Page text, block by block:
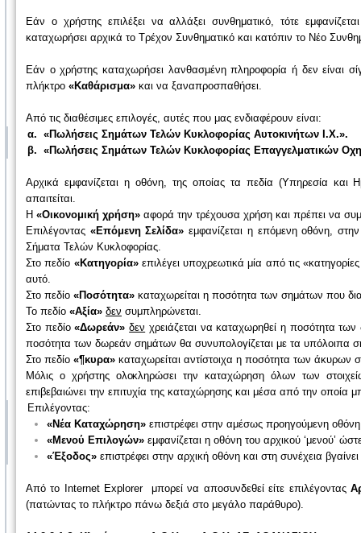
Εάν ο χρήστης επιλέξει να αλλάξει συνθηματικό, τότε
καταχωρήσει αρχικά το Τρέχον Συνθηματικό και κατόπιν το Νέο
Εάν ο χρήστης καταχωρήσει λανθασμένη πληροφορία ή δεν είναι
πλήκτρο «Καθάρισμα» και να ξαναπροσπαθήσει.
Από τις διαθέσιμες επιλογές, αυτές που μας ενδιαφέρουν είναι:
α. «Πωλήσεις Σημάτων Τελών Κυκλοφορίας Αυτοκινήτων Ι.Χ.».
β. «Πωλήσεις Σημάτων Τελών Κυκλοφορίας Επαγγελματικών
Αρχικά εμφανίζεται η οθόνη, της οποίας τα πεδία (Υπηρεσία
απαιτείται.
Η «Οικονομική χρήση» αφορά την τρέχουσα χρήση και πρέπει να
Επιλέγοντας «Επόμενη Σελίδα»εμφανίζεται η επόμενη οθόνη,
Σήματα Τελών Κυκλοφορίας.
Στο πεδίο «Κατηγορία» επιλέγει υποχρεωτικά μία από τις
αυτό.
Στο πεδίο «Ποσότητα» καταχωρείται η ποσότητα των σημάτων που
Το πεδίο «Αξία» δεν συμπληρώνεται.
Στο πεδίο«Δωρεάν» δεν χρειάζεται να καταχωρηθεί η ποσότητα
ποσότητα των δωρεάν σημάτων θα συνυπολογίζεται με τα υπόλοιπα
Στο πεδίο «¶κυρα» καταχωρείται αντίστοιχα η ποσότητα των άκυρων
Μόλις ο χρήστης ολοκληρώσει την καταχώρηση όλων των
επιβεβαιώνει την επιτυχία της καταχώρησης και μέσα από την οποία
Επιλέγοντας:
«Νέα Καταχώρηση» επιστρέφει στην αμέσως προηγούμενη
«Μενού Επιλογών» εμφανίζεται η οθόνη του αρχικού ‘μενού’
«Έξοδος» επιστρέφει στην αρχική οθόνη και στη συνέχεια
Από το Internet Explorer μπορεί να αποσυνδεθεί είτε επιλέγοντας
(πατώντας το πλήκτρο πάνω δεξιά στο μεγάλο παράθυρο).